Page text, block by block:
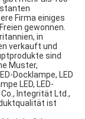
Firma einiges
gewonnen.
in
verkauft und
sind
Muster,
Docklampe, LED
LED, LED-
Integrität Ltd.,
ist